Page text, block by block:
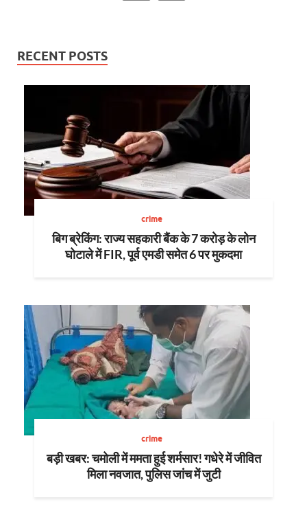
RECENT POSTS
crime
बिग ब्रेकिंग: राज्य सहकारी बैंक के 7 करोड़ के लोन
घोटाले में FIR, पूर्व एमडी समेत 6 पर मुकदमा
crime
बड़ी खबर: चमोली में ममता हुई शर्मसार! गधेरे में जीवित
मिला नवजात, पुलिस जांच में जुटी